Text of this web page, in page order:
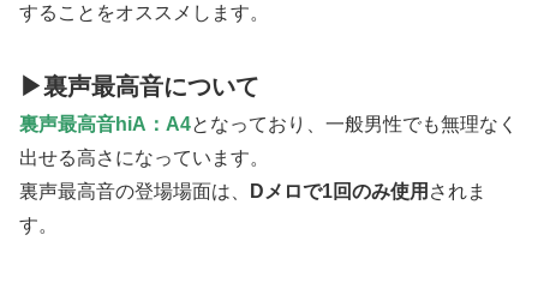
することをオススメします。
▶裏声最高音について
裏声最高音hiA：A4となっており、一般男性でも無理なく
出せる高さになっています。
裏声最高音の登場場面は、
Dメロで1回のみ使用 されま
す。